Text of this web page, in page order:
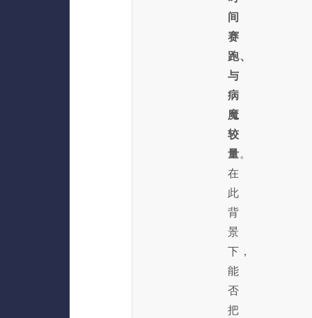
间
赛
跑、
与
病
魔
较
量。
在
此
背
景
下，
能
否
把